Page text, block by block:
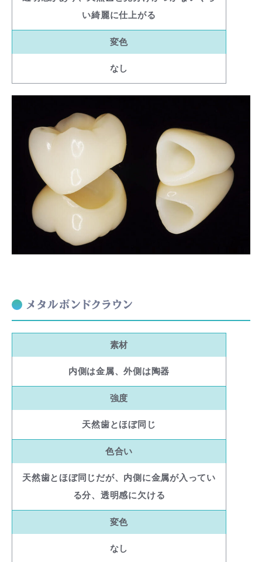
い綺麗に仕上がる
変色
なし
メタルボンドクラウン
素材
内側は金属、外側は陶器
強度
天然歯とほぼ同じ
色合い
天然歯とほぼ同じだが、内側に金属が入ってい
る分、透明感に欠ける
変色
なし